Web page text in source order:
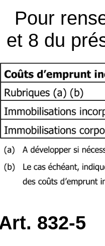
Pour
et 8 du
832-5